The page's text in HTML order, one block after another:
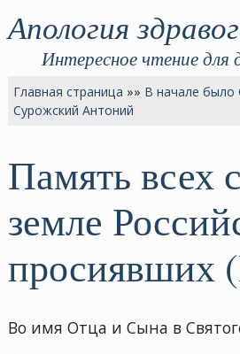
Апология
Интересное чтение для
Главная страница »» В начале было
Сурожский Антоний
Память всех
земле
просиявших
Во имя Отца и Сына в